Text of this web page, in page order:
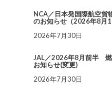
NCA／日本発国際航空貨
のお知らせ（2026年8月
2026年7月30日
JAL／2026年8月前半 燃
お知らせ(変更)
2026年7月30日